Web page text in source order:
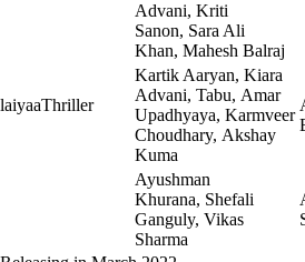
Advani, Kriti
Sanon, Sara Ali
Khan, Mahesh Balraj
Kartik Aaryan, Kiara
Advani, Tabu, Amar
Upadhyaya, Karmveer
Choudhary, Akshay
Kuma
Ayushman
Khurana, Shefali
Ganguly, Vikas
Sharma